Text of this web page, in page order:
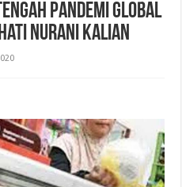
Pandemi Global
Nurani Kalian